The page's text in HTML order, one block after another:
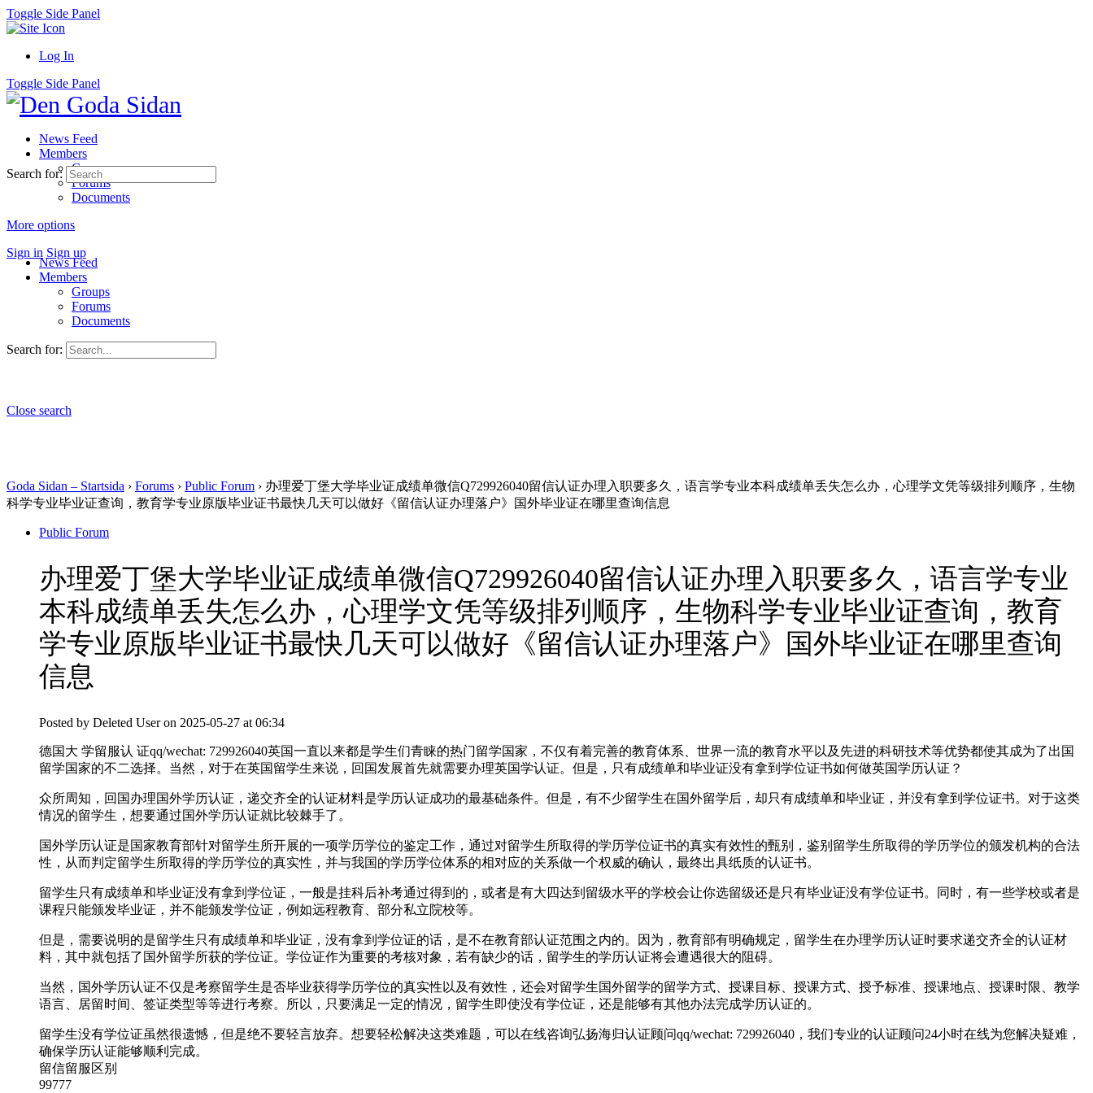
Toggle Side Panel
Log In
Toggle Side Panel
News Feed
Members
Groups
Forums
Documents
More options
Sign in Sign up
Search for:
News Feed
Members
Groups
Forums
Documents
Search for:
Close search
Goda Sidan – Startsida › Forums › Public Forum › 办理爱丁堡大学毕业证成绩单微信Q729926040留信认证办理入职要多久，语言学专业本科成绩单丢失怎么办，心理学文凭等级排列顺序，生物
科学专业毕业证查询，教育学专业原版毕业证书最快几天可以做好《留信认证办理落户》国外毕业证在哪里查询信息
Public Forum
办理爱丁堡大学毕业证成绩单微信Q729926040留信认证办理入职要多久，语言学专业
本科成绩单丢失怎么办，心理学文凭等级排列顺序，生物科学专业毕业证查询，教育
学专业原版毕业证书最快几天可以做好《留信认证办理落户》国外毕业证在哪里查询
信息
Posted by Deleted User on 2025-05-27 at 06:34
德国大 学留服认 证qq/wechat: 729926040英国一直以来都是学生们青睐的热门留学国家，不仅有着完善的教育体系、世界一流的教育水平以及先进的科研技术等优势都使其成为了出国
留学国家的不二选择。当然，对于在英国留学生来说，回国发展首先就需要办理英国学认证。但是，只有成绩单和毕业证没有拿到学位证书如何做英国学历认证？
众所周知，回国办理国外学历认证，递交齐全的认证材料是学历认证成功的最基础条件。但是，有不少留学生在国外留学后，却只有成绩单和毕业证，并没有拿到学位证书。对于这类
情况的留学生，想要通过国外学历认证就比较棘手了。
国外学历认证是国家教育部针对留学生所开展的一项学历学位的鉴定工作，通过对留学生所取得的学历学位证书的真实有效性的甄别，鉴别留学生所取得的学历学位的颁发机构的合法
性，从而判定留学生所取得的学历学位的真实性，并与我国的学历学位体系的相对应的关系做一个权威的确认，最终出具纸质的认证书。
留学生只有成绩单和毕业证没有拿到学位证，一般是挂科后补考通过得到的，或者是有大四达到留级水平的学校会让你选留级还是只有毕业证没有学位证书。同时，有一些学校或者是
课程只能颁发毕业证，并不能颁发学位证，例如远程教育、部分私立院校等。
但是，需要说明的是留学生只有成绩单和毕业证，没有拿到学位证的话，是不在教育部认证范围之内的。因为，教育部有明确规定，留学生在办理学历认证时要求递交齐全的认证材
料，其中就包括了国外留学所获的学位证。学位证作为重要的考核对象，若有缺少的话，留学生的学历认证将会遭遇很大的阻碍。
当然，国外学历认证不仅是考察留学生是否毕业获得学历学位的真实性以及有效性，还会对留学生国外留学的留学方式、授课目标、授课方式、授予标准、授课地点、授课时限、教学
语言、居留时间、签证类型等等进行考察。所以，只要满足一定的情况，留学生即使没有学位证，还是能够有其他办法完成学历认证的。
留学生没有学位证虽然很遗憾，但是绝不要轻言放弃。想要轻松解决这类难题，可以在线咨询弘扬海归认证顾问qq/wechat: 729926040，我们专业的认证顾问24小时在线为您解决疑难，
确保学历认证能够顺利完成。
留信留服区别
99777